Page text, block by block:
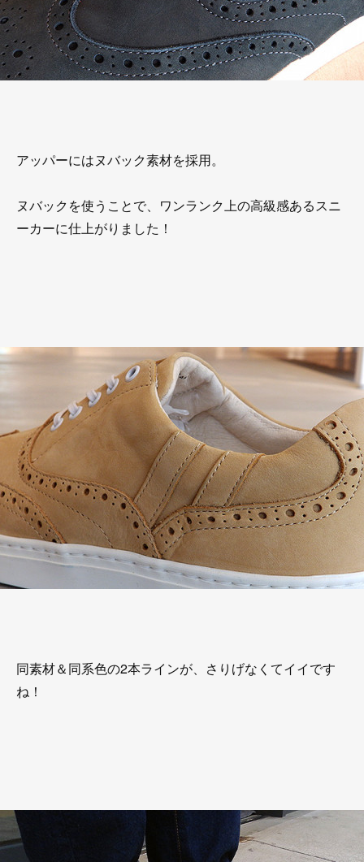
アッパーにはヌバック素材を採用。
ヌバックを使うことで、ワンランク上の高級感あるスニ
ーカーに仕上がりました！
同素材＆同系色の2本ラインが、さりげなくてイイです
ね！